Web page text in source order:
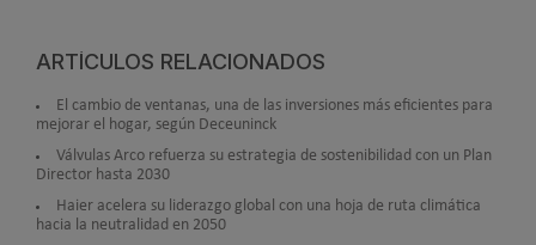
ARTÍCULOS RELACIONADOS
El cambio de ventanas, una de las inversiones más eficientes para
mejorar el hogar, según Deceuninck
Válvulas Arco refuerza su estrategia de sostenibilidad con un Plan
Director hasta 2030
Haier acelera su liderazgo global con una hoja de ruta climática
hacia la neutralidad en 2050